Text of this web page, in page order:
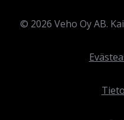
© 2026 Veho Oy AB.